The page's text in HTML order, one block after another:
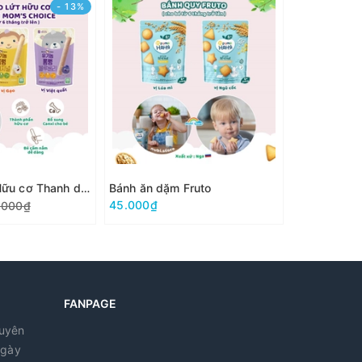
- 13%
Bánh gạo lứt Hữu cơ Thanh dài Mom's Choice
Bánh ăn dặm Fruto
45.000₫
FANPAGE